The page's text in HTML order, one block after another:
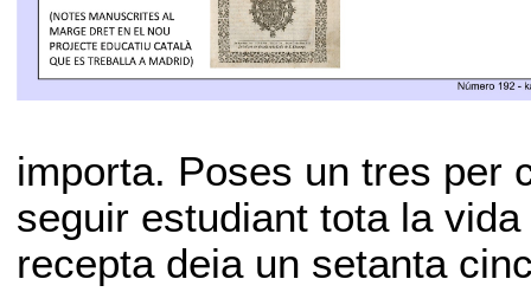
importa. Poses un tres per
seguir estudiant tota la
recepta deia un setanta